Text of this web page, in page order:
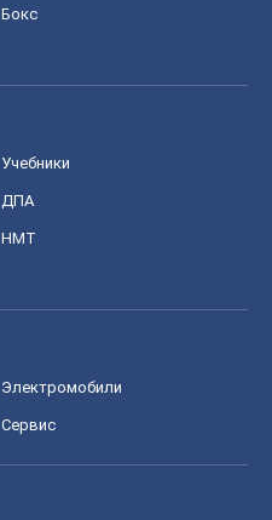
Бокс
Учебники
ДПА
НМТ
Электромобили
Сервис